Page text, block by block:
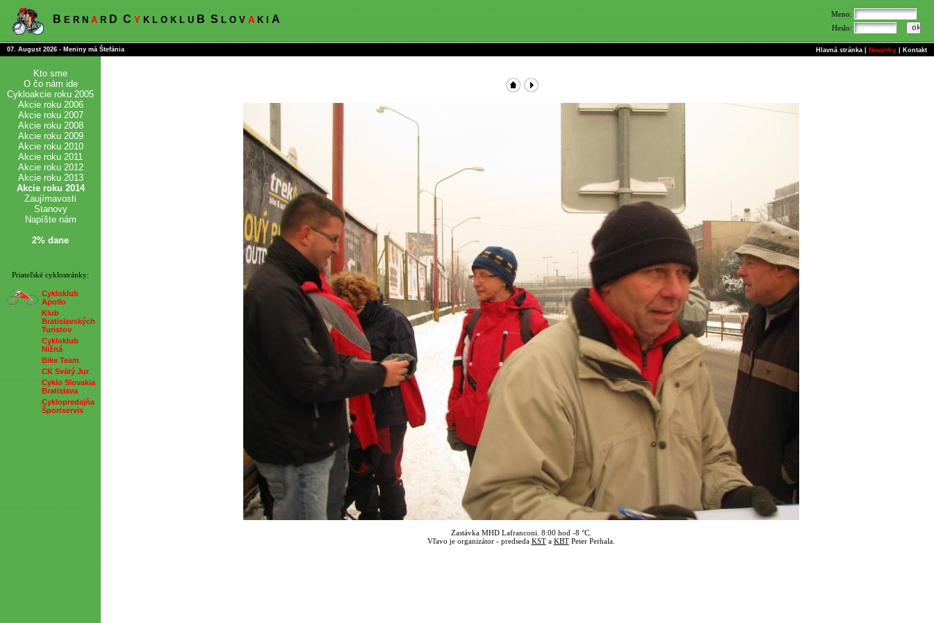
B E R N A R D C Y K L O K L U B S L O V A K I A
Meno:
Heslo:
07. August 2026 - Meniny má Štefánia Hlavná stránka Novinky Kontakt
Kto sme
O čo nám ide
Cykloakcie roku 2005
Akcie roku 2006
Akcie roku 2007
Akcie roku 2008
Akcie roku 2009
Akcie roku 2010
Akcie roku 2011
Akcie roku 2012
Akcie roku 2013
Akcie roku 2014
Zaujímavosti
Stanovy
Napíšte nám
2% dane
Priateľské cyklostránky:
Cykloklub
Apollo
Klub
Bratislavských
Turistov
Cykloklub
Nižná
Bike Team
CK Svätý Jur
Cyklo Slovakia
Bratislava
Cyklopredajňa
Športservis
Zastávka MHD Lafranconi. 8:00 hod -8 °C.
Vľavo je organizátor - predseda KSTa KBTPeter Perhala.